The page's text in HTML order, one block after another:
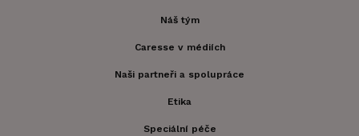
Náš tým
Caresse v médiích
Naši partneři a spolupráce
Etika
Speciální péče